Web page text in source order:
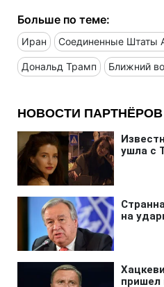
Больше по теме:
Иран Соединенные Штаты
Дональд Трамп Ближний